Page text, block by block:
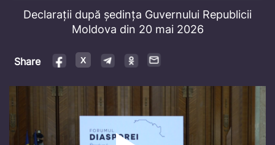
Declarații după ședința Guvernului Republicii
Moldova din 20 mai 2026
Share